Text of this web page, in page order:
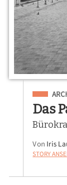
Das
Von Iris
STORY